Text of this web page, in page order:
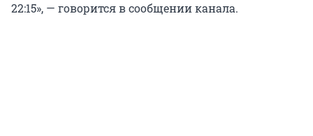
22:15», — говорится в сообщении канала.